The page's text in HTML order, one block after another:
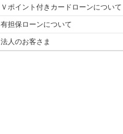
Ｖポイント付きカードローンについて
有担保ローンについて
法人のお客さま